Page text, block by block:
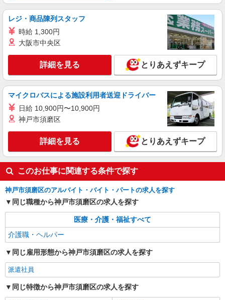
時給1,524円〜2,095円 ※経験・能力・資格等
による 介護福祉士 時給1,587円〜2,095円 実務者
研修 時給1,524円〜2,032円 初任者研修 時給1,524
円〜2,032円 ※インセンティブ制度有あり（社内
規定あり） ※一律処遇改善加算含む 〇時間外勤務
手当 〇土日祝勤務手当 〇年末年始勤務手当
パナソニック エイジフリーケアセンター神戸
兵庫県神戸市須磨区南町3-3-20 ハイツシー&シー
詳細を見る
派遣社員
株式会社メディカル・ワン・アップ
時給：1,300円〜 ※資格経験により変動あり
キープ 詳細を見る
正社員
介護職員（ヘルパー）（施設兼務）
月給241,200円〜267,200円（経験・能力等に
よる） ＜給与補足＞介護福祉士資格保持者は月給
267,200円〜 介護職員実務者研修（旧ヘルパー1
兵庫県神戸市須磨区多井畑出口19-1
キープ 詳細を見る
レジ・商品陳列スタッフ
時給 1,300円
大阪市中央区
詳細を見る とりあえずキープ
マイクロバスによる施設利用者送迎ドライバー
日給 10,900円〜10,900円
神戸市須磨区
詳細を見る とりあえずキープ
このお仕事に関連する条件で探す
神戸市須磨区のアルバイト・バイト・パートの求人を探す
同じ職種から神戸市須磨区の求人を探す
医療・介護・福祉すべて
介護職・ヘルパー
同じ雇用形態から神戸市須磨区の求人を探す
派遣社員
同じ特徴から神戸市須磨区の求人を探す